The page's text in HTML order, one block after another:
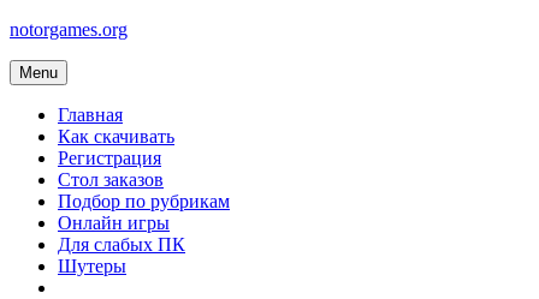
Skip
content
notorgames.org
Menu
Главная
Как скачивать
Регистрация
Стол заказов
Подбор по рубрикам
Онлайн игры
Для слабых ПК
Шутеры